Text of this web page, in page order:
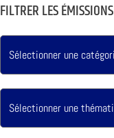
FILTRER LES ÉMISSIONS